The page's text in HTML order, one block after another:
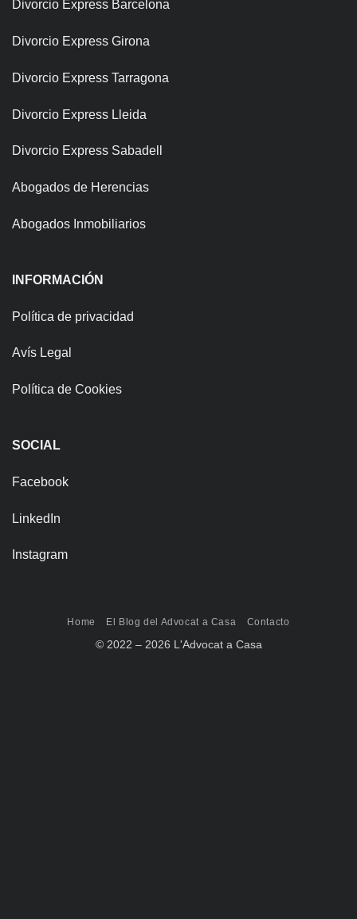
Divorcio Express Barcelona
Divorcio Express Girona
Divorcio Express Tarragona
Divorcio Express Lleida
Divorcio Express Sabadell
Abogados de Herencias
Abogados Inmobiliarios
INFORMACIÓN
Política de privacidad
Avís Legal
Política de Cookies
SOCIAL
Facebook
LinkedIn
Instagram
Home El Blog del Advocat a Casa Contacto
© 2022 – 2026 L'Advocat a Casa